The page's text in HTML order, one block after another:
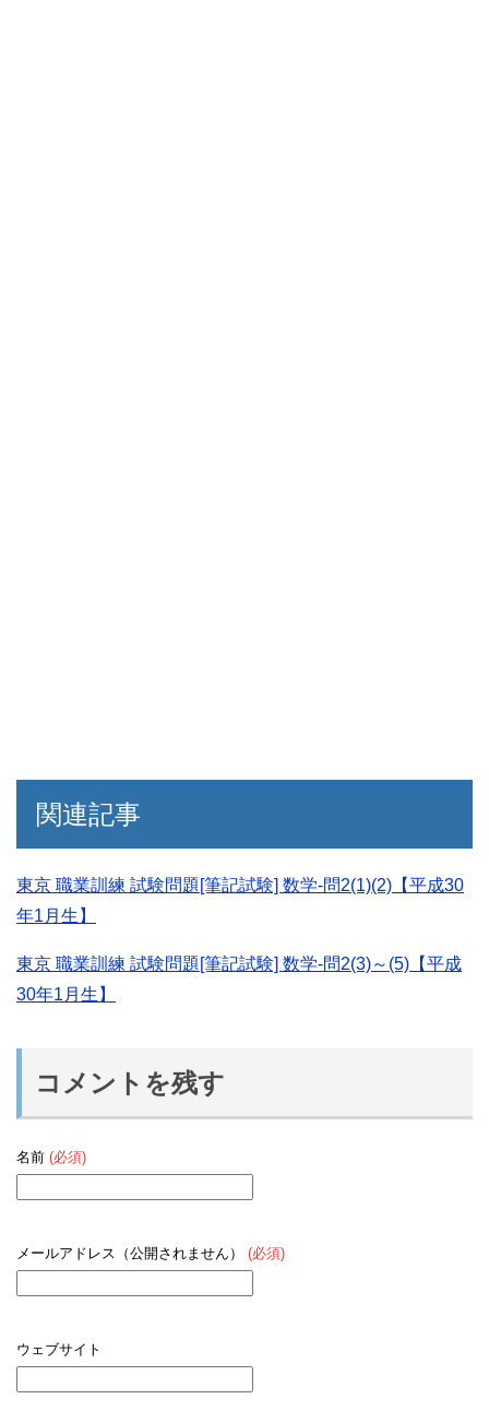
関連記事
東京 職業訓練 試験問題[筆記試験] 数学-問2(1)(2)【平成30
年1月生】
東京 職業訓練 試験問題[筆記試験] 数学-問2(3)～(5)【平成
30年1月生】
コメントを残す
名前 (必須)
メールアドレス（公開されません） (必須)
ウェブサイト